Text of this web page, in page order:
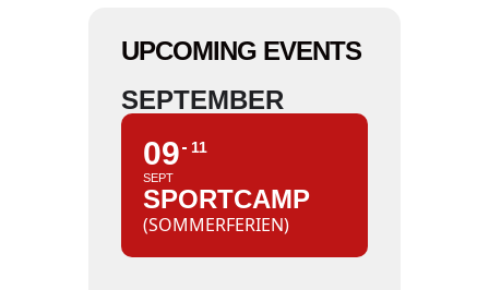
UPCOMING EVENTS
SEPTEMBER
09
SEPT
11
SPORTCAMP
(SOMMERFERIEN)